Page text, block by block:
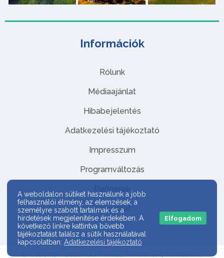
Információk
Rólunk
Médiaajánlat
Hibabejelentés
Adatkezelési tájékoztató
Impresszum
Programváltozás
Partnerek
Kapcsolat
© Copyright 2026. GOTRAVEL. Minden jog fenntartva.
A weboldalon sütiket használunk a jobb
felhasználói élmény, az elemzések, a
személyre szabott tartalmak és a
hirdetések megjelenítése érdekében. A
következő linkre kattintva bővebb
tájékoztatást találsz a sütik használatával
kapcsolatban: Adatkezelési tájékoztató
Elfogadom